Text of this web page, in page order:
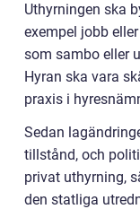
Uthyrningen ska
exempel jobb
som sambo eller
Hyran ska vara
praxis i
Sedan
tillstånd, och
privat uthyrning,
den statliga